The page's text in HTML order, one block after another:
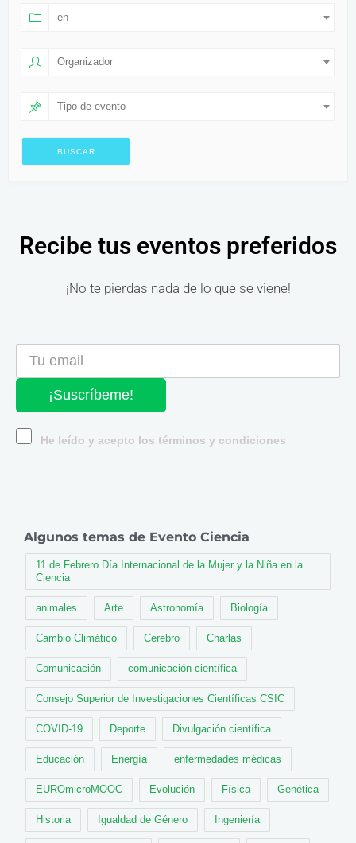
en
Organizador
Tipo de evento
Recibe tus eventos preferidos
¡No te pierdas nada de lo que se viene!
¡Suscríbeme!
He leído y acepto los términos y condiciones
Algunos temas de Evento Ciencia
11 de Febrero Día Internacional de la Mujer y la Niña en la
Ciencia
animales Arte Astronomía Biología
Cambio Climático Cerebro Charlas
Comunicación comunicación científica
Consejo Superior de Investigaciones Científicas CSIC
COVID-19 Deporte Divulgación científica
Educación Energía enfermedades médicas
EUROmicroMOOC Evolución Física Genética
Historia Igualdad de Género Ingeniería